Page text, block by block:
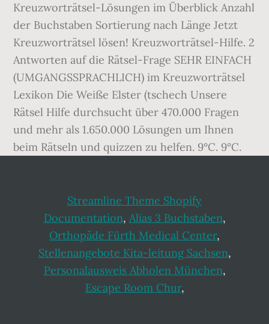
Kreuzworträtsel-Lösungen im Überblick Anzahl
der Buchstaben Sortierung nach Länge Jetzt
Kreuzworträtsel lösen! Kreuzworträtsel-Hilfe. 2
Antworten auf die Rätsel-Frage SEHR EINFACH
(UMGANGSSPRACHLICH) im Kreuzworträtsel
Lexikon Die Weiße Elster (tschech Unsere
Rätsel Hilfe durchsucht über 470.000 Fragen
und mehr als 1.650.000 Lösungen um Ihnen
beim Rätseln und quizzen zu helfen. 9°C. 9°C.
Streamline Theme Shopify
Documentation, Alias 3 Buchstaben,
Orthopäde Fürth Medical Center,
Stellenangebote Kita-leitung Sachsen,
Personalausweis Abholen München,
Escape Room Chur,